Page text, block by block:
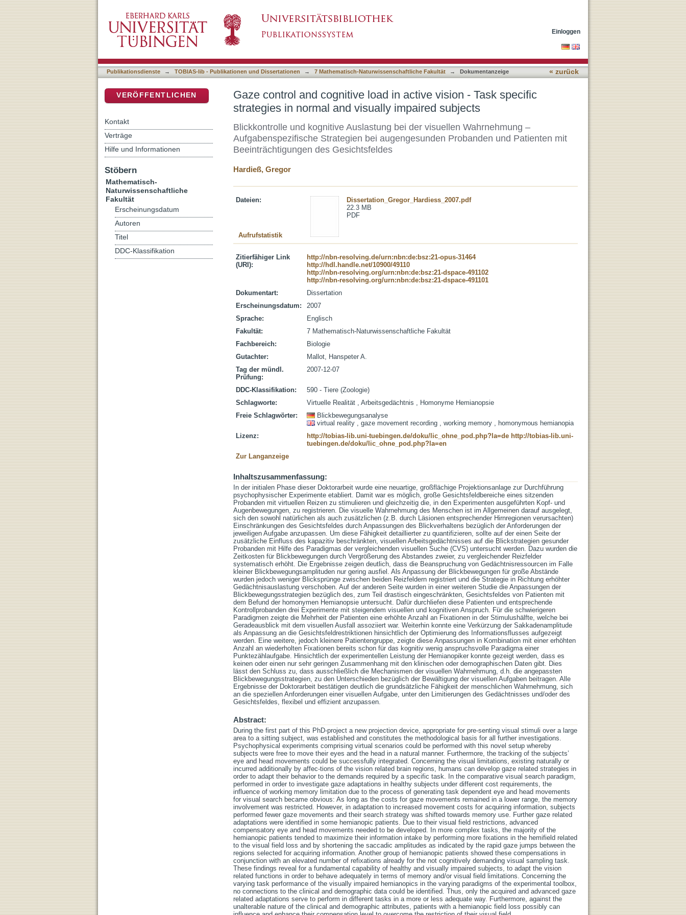
impaired subjects
Einloggen
Publikationsdienste → TOBIAS-lib - Publikationen und Dissertationen → 7 Mathematisch-Naturwissenschaftliche Fakultät → Dokumentanzeige « zurück
Gaze control and cognitive load in active vision - Task specific
strategies in normal and visually impaired subjects
Blickkontrolle und kognitive Auslastung bei der visuellen Wahrnehmung –
Aufgabenspezifische Strategien bei augengesunden Probanden und Patienten mit
Beeinträchtigungen des Gesichtsfeldes
Hardieß, Gregor
Dateien:
Dissertation_Gregor_Hardiess_2007.pdf
22.3 MB
PDF
Aufrufstatistik
Zitierfähiger Link
(URI):
http://nbn-resolving.de/urn:nbn:de:bsz:21-opus-31464
http://hdl.handle.net/10900/49110
http://nbn-resolving.org/urn:nbn:de:bsz:21-dspace-491102
http://nbn-resolving.org/urn:nbn:de:bsz:21-dspace-491101
Dokumentart:
Dissertation
Erscheinungsdatum:
2007
Sprache:
Englisch
Fakultät:
7 Mathematisch-Naturwissenschaftliche Fakultät
Fachbereich:
Biologie
Gutachter:
Mallot, Hanspeter A.
Tag der mündl.
Prüfung:
2007-12-07
DDC-Klassifikation:
590 - Tiere (Zoologie)
Schlagworte:
Virtuelle Realität , Arbeitsgedächtnis , Homonyme Hemianopsie
Freie Schlagwörter:
Blickbewegungsanalyse
virtual reality , gaze movement recording , working memory , homonymous hemianopia
Lizenz:
http://tobias-lib.uni-tuebingen.de/doku/lic_ohne_pod.php?la=de http://tobias-lib.uni-
tuebingen.de/doku/lic_ohne_pod.php?la=en
Zur Langanzeige
Inhaltszusammenfassung:
In der initialen Phase dieser Doktorarbeit wurde eine neuartige, großflächige Projektionsanlage zur Durchführung
psychophysischer Experimente etabliert. Damit war es möglich, große Gesichtsfeldbereiche eines sitzenden
Probanden mit virtuellen Reizen zu stimulieren und gleichzeitig die, in den Experimenten ausgeführten Kopf- und
Augenbewegungen, zu registrieren. Die visuelle Wahrnehmung des Menschen ist im Allgemeinen darauf ausgelegt,
sich den sowohl natürlichen als auch zusätzlichen (z.B. durch Läsionen entsprechender Hirnregionen verursachten)
Einschränkungen des Gesichtsfeldes durch Anpassungen des Blickverhaltens bezüglich der Anforderungen der
jeweiligen Aufgabe anzupassen. Um diese Fähigkeit detaillierter zu quantifizieren, sollte auf der einen Seite der
zusätzliche Einfluss des kapazitiv beschränkten, visuellen Arbeitsgedächtnisses auf die Blickstrategien gesunder
Probanden mit Hilfe des Paradigmas der vergleichenden visuellen Suche (CVS) untersucht werden. Dazu wurden die
Zeitkosten für Blickbewegungen durch Vergrößerung des Abstandes zweier, zu vergleichender Reizfelder
systematisch erhöht. Die Ergebnisse zeigen deutlich, dass die Beanspruchung von Gedächtnisressourcen im Falle
kleiner Blickbewegungsamplituden nur gering ausfiel. Als Anpassung der Blickbewegungen für große Abstände
wurden jedoch weniger Blicksprünge zwischen beiden Reizfeldern registriert und die Strategie in Richtung erhöhter
Gedächtnisauslastung verschoben. Auf der anderen Seite wurden in einer weiteren Studie die Anpassungen der
Blickbewegungsstrategien bezüglich des, zum Teil drastisch eingeschränkten, Gesichtsfeldes von Patienten mit
dem Befund der homonymen Hemianopsie untersucht. Dafür durchliefen diese Patienten und entsprechende
Kontrollprobanden drei Experimente mit steigendem visuellen und kognitiven Anspruch. Für die schwierigeren
Paradigmen zeigte die Mehrheit der Patienten eine erhöhte Anzahl an Fixationen in der Stimulushälfte, welche bei
Geradeausblick mit dem visuellen Ausfall assoziiert war. Weiterhin konnte eine Verkürzung der Sakkadenamplitude
als Anpassung an die Gesichtsfeldrestriktionen hinsichtlich der Optimierung des Informationsflusses aufgezeigt
werden. Eine weitere, jedoch kleinere Patientengruppe, zeigte diese Anpassungen in Kombination mit einer erhöhten
Anzahl an wiederholten Fixationen bereits schon für das kognitiv wenig anspruchsvolle Paradigma einer
Punktezählaufgabe. Hinsichtlich der experimentellen Leistung der Hemianopiker konnte gezeigt werden, dass es
keinen oder einen nur sehr geringen Zusammenhang mit den klinischen oder demographischen Daten gibt. Dies
lässt den Schluss zu, dass ausschließlich die Mechanismen der visuellen Wahrnehmung, d.h. die angepassten
Blickbewegungsstrategien, zu den Unterschieden bezüglich der Bewältigung der visuellen Aufgaben beitragen. Alle
Ergebnisse der Doktorarbeit bestätigen deutlich die grundsätzliche Fähigkeit der menschlichen Wahrnehmung, sich
an die speziellen Anforderungen einer visuellen Aufgabe, unter den Limitierungen des Gedächtnisses und/oder des
Gesichtsfeldes, flexibel und effizient anzupassen.
Abstract:
During the first part of this PhD-project a new projection device, appropriate for pre-senting visual stimuli over a large
area to a sitting subject, was established and constitutes the methodological basis for all further investigations.
Psychophysical experiments comprising virtual scenarios could be performed with this novel setup whereby
subjects were free to move their eyes and the head in a natural manner. Furthermore, the tracking of the subjects’
eye and head movements could be successfully integrated. Concerning the visual limitations, existing naturally or
incurred additionally by affec-tions of the vision related brain regions, humans can develop gaze related strategies in
order to adapt their behavior to the demands required by a specific task. In the comparative visual search paradigm,
performed in order to investigate gaze adaptations in healthy subjects under different cost requirements, the
influence of working memory limitation due to the process of generating task dependent eye and head movements
for visual search became obvious: As long as the costs for gaze movements remained in a lower range, the memory
involvement was restricted. However, in adaptation to increased movement costs for acquiring information, subjects
performed fewer gaze movements and their search strategy was shifted towards memory use. Further gaze related
adaptations were identified in some hemianopic patients. Due to their visual field restrictions, advanced
compensatory eye and head movements needed to be developed. In more complex tasks, the majority of the
hemianopic patients tended to maximize their information intake by performing more fixations in the hemifield related
to the visual field loss and by shortening the saccadic amplitudes as indicated by the rapid gaze jumps between the
regions selected for acquiring information. Another group of hemianopic patients showed these compensations in
conjunction with an elevated number of refixations already for the not cognitively demanding visual sampling task.
These findings reveal for a fundamental capability of healthy and visually impaired subjects, to adapt the vision
related functions in order to behave adequately in terms of memory and/or visual field limitations. Concerning the
varying task performance of the visually impaired hemianopics in the varying paradigms of the experimental toolbox,
no connections to the clinical and demographic data could be identified. Thus, only the acquired and advanced gaze
related adaptations serve to perform in different tasks in a more or less adequate way. Furthermore, against the
unalterable nature of the clinical and demographic attributes, patients with a hemianopic field loss possibly can
VERÖFFENTLICHEN
Kontakt
Verträge
Hilfe und Informationen
Stöbern
Mathematisch-
Naturwissenschaftliche
Fakultät
Erscheinungsdatum
Autoren
Titel
DDC-Klassifikation